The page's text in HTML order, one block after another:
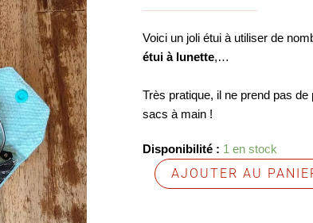
Voici un joli étui à utiliser de
étui à lunette,…
Très pratique, il ne prend pas
sacs à main !
Disponibilité : 1 en stock
quantité
Étui
AJOUTER AU